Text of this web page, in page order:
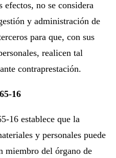
efectos, no se considera
y administración de
para que, con sus
realicen tal
contraprestación.
16
16 establece que la
y personales puede
miembro del órgano de